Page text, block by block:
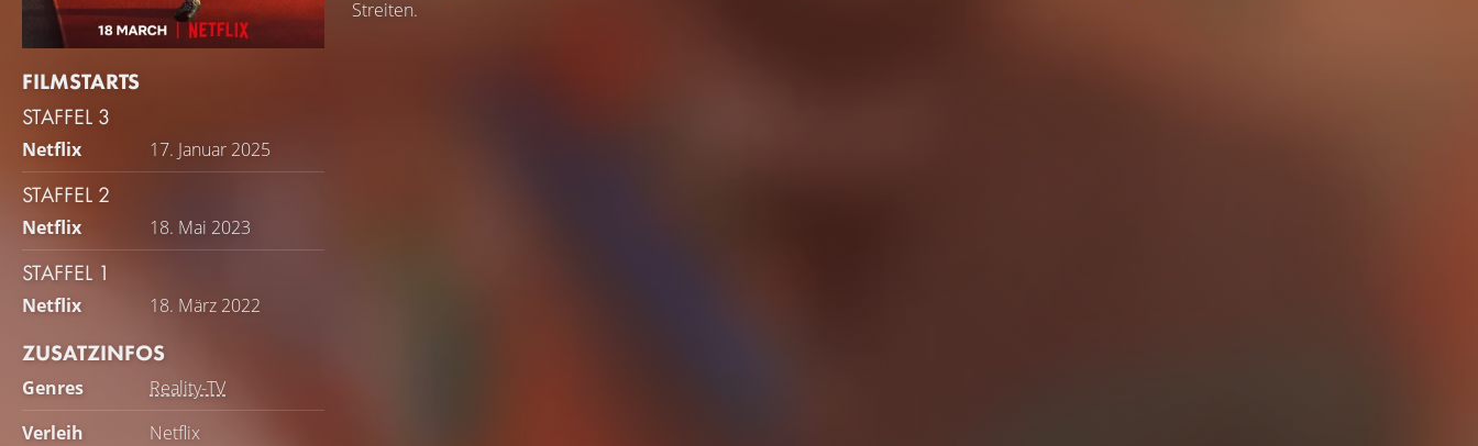
FILMSTARTS
STAFFEL 3
Netflix 17. Januar 2025
STAFFEL 2
Netflix 18. Mai 2023
STAFFEL 1
Netflix 18. März 2022
ZUSATZINFOS
Genres
Reality-TV
Verleih
Netflix
Streiten.